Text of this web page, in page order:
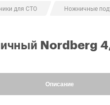
для СТО Ножничные
Nordberg
Описание